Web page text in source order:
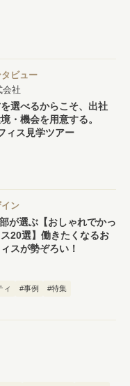
ビュー
会社
選べるからこそ、出社
・機会を用意する。
ス見学ツアー
ン
が選ぶ【おしゃれでかっ
20選】働きたくなるお
スが勢ぞろい！
ィ #事例 #特集